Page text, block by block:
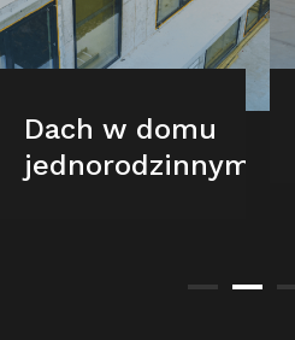
Dach w domu
jednorodzinnym